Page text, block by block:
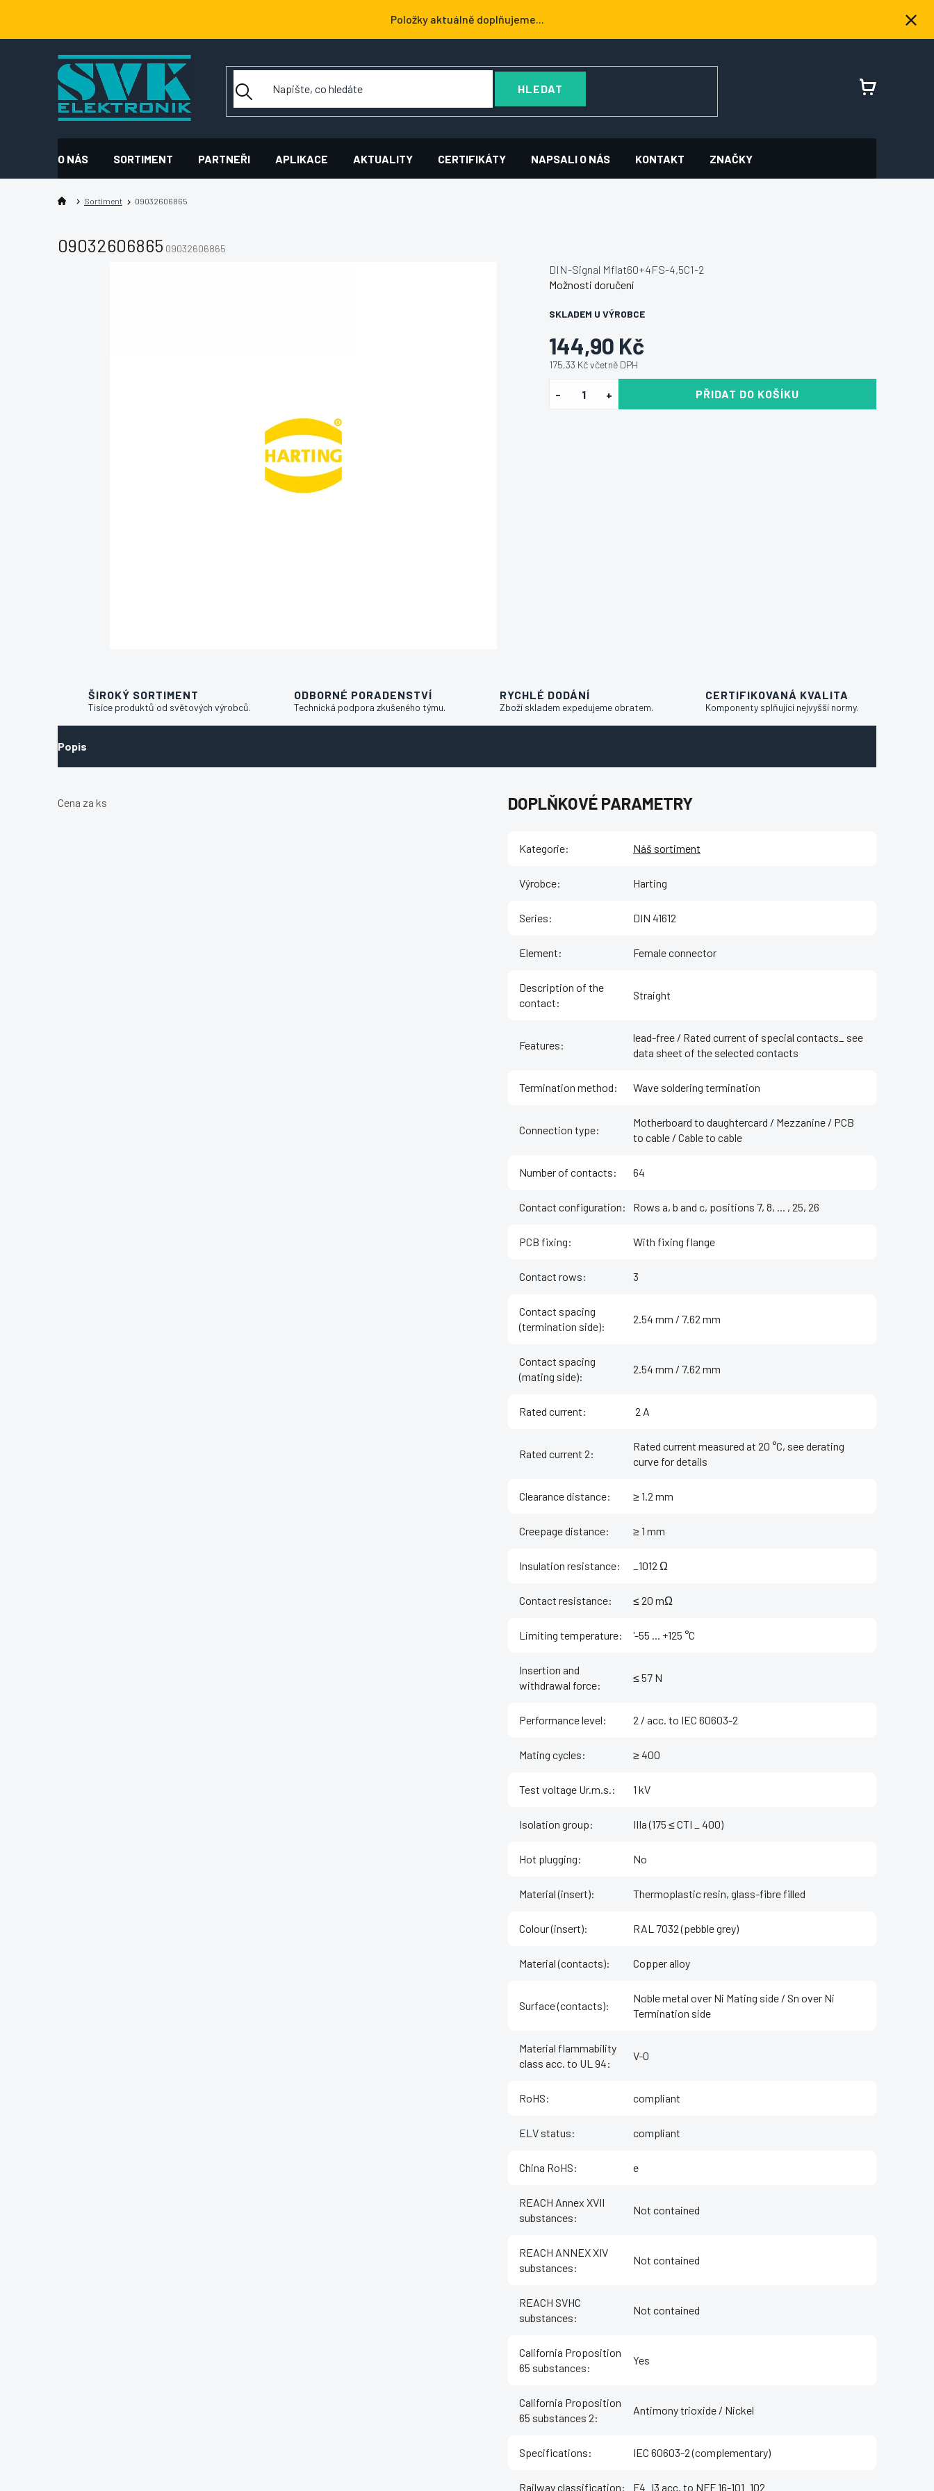
obsah
Položky aktuálně doplňujeme...
HLEDAT
NÁKUPNÍ
O NÁS SORTIMENT PARTNEŘI APLIKACE AKTUALITY CERTIFIKÁTY NAPSALI O NÁS KONTAKT ZNAČKY
Sortiment 09032606865
09032606865 09032606865
144,90 Kč
175,33 Kč včetně DPH
SKLADEM U VÝROBCE
Možnosti doručení
PŘIDAT DO KOŠÍKU
DIN-Signal Mflat60+4FS-4,5C1-2
ŠIROKÝ SORTIMENT
Tisíce produktů od světových výrobců.
ODBORNÉ PORADENSTVÍ
Technická podpora zkušeného týmu.
RYCHLÉ DODÁNÍ
Zboží skladem expedujeme obratem.
CERTIFIKOVANÁ KVALITA
Komponenty splňující nejvyšší normy.
Popis
Cena za ks DOPLŇKOVÉ PARAMETRY
Kategorie: Náš sortiment
Výrobce: Harting
Series: DIN 41612
Element: Female connector
Description of the
contact:
Straight
Features:
lead-free / Rated current of special contacts_ see
data sheet of the selected contacts
Termination method: Wave soldering termination
Connection type:
Motherboard to daughtercard / Mezzanine / PCB
to cable / Cable to cable
Number of contacts: 64
Contact configuration: Rows a, b and c, positions 7, 8, ... , 25, 26
PCB fixing: With fixing flange
Contact rows: 3
Contact spacing
(termination side):
2.54 mm / 7.62 mm
Contact spacing
(mating side):
2.54 mm / 7.62 mm
Rated current: ‌ 2 A
Rated current 2:
Rated current measured at 20 °C, see derating
curve for details
Clearance distance: ≥ 1.2 mm
Creepage distance: ≥ 1 mm
Insulation resistance: _1012 Ω
Contact resistance: ≤ 20 mΩ
Limiting temperature: '-55 ... +125 °C
Insertion and
withdrawal force:
≤ 57 N
Performance level: 2 / acc. to IEC 60603-2
Mating cycles: ≥ 400
Test voltage Ur.m.s.: 1 kV
Isolation group: IIIa (175 ≤ CTI _ 400)
Hot plugging: No
Material (insert): Thermoplastic resin, glass-fibre filled
Colour (insert): RAL 7032 (pebble grey)
Material (contacts): Copper alloy
Surface (contacts):
Noble metal over Ni Mating side / Sn over Ni
Termination side
Material flammability
class acc. to UL 94:
V-0
RoHS: compliant
ELV status: compliant
China RoHS: e
REACH Annex XVII
substances:
Not contained
REACH ANNEX XIV
substances:
Not contained
REACH SVHC
substances:
Not contained
California Proposition
65 substances:
Yes
California Proposition
65 substances 2:
Antimony trioxide / Nickel
Specifications: IEC 60603-2 (complementary)
Railway classification: F4_I3 acc. to NFF 16-101_102